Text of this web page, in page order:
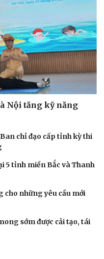
Tin Công nghệ
Chuyển đổi số
Nội tăng kỹ năng
chỉ đạo cấp tỉnh kỳ thi
5 tỉnh miền Bắc và Thanh
cho những yêu cầu mới
sớm được cải tạo, tái